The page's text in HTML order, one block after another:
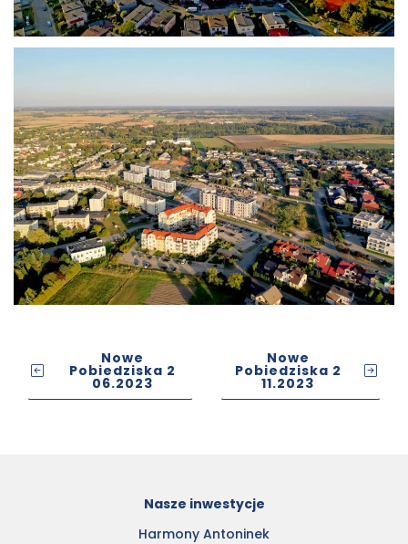
Nowe
Pobiedziska 2
06.2023
Nowe
Pobiedziska 2
11.2023
Nasze inwestycje
Harmony Antoninek